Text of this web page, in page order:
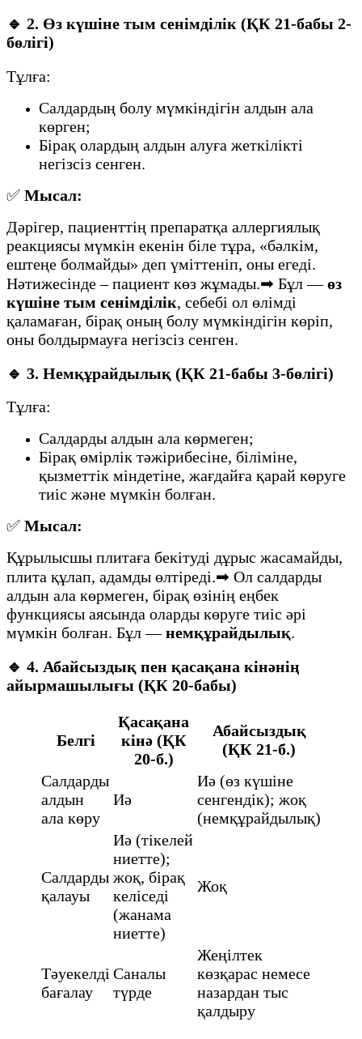
🔹 2. Өз күшіне тым сенімділік (ҚК 21-бабы 2-
бөлігі)
Тұлға:
Салдардың болу мүмкіндігін алдын ала
көрген;
Бірақ олардың алдын алуға жеткілікті
негізсіз сенген.
✅ Мысал:
Дәрігер, пациенттің препаратқа аллергиялық
реакциясы мүмкін екенін біле тұра, «бәлкім,
ештеңе болмайды» деп үміттеніп, оны егеді.
Нәтижесінде – пациент көз жұмады.➡ Бұл —өз
күшіне тым сенімділік, себебі ол өлімді
қаламаған, бірақ оның болу мүмкіндігін көріп,
оны болдырмауға негізсіз сенген.
🔹 3. Немқұрайдылық (ҚК 21-бабы 3-бөлігі)
Тұлға:
Салдарды алдын ала көрмеген;
Бірақ өмірлік тәжірибесіне, біліміне,
қызметтік міндетіне, жағдайға қарай көруге
тиіс және мүмкін болған.
✅ Мысал:
Құрылысшы плитаға бекітуді дұрыс жасамайды,
плита құлап, адамды өлтіреді.➡ Ол салдарды
алдын ала көрмеген, бірақ өзінің еңбек
функциясы аясында оларды көруге тиіс әрі
мүмкін болған. Бұл —немқұрайдылық.
🔹 4. Абайсыздық пен қасақана кінәнің
айырмашылығы (ҚК 20-бабы)
Белгі
Қасақана
кінә (ҚК
20-б.)
Абайсыздық
(ҚК 21-б.)
Салдарды
алдын
ала көру
Иә
Иә (өз күшіне
сенгендік); жоқ
(немқұрайдылық)
Салдарды
қалауы
Иә (тікелей
ниетте);
жоқ, бірақ
келіседі
(жанама
ниетте)
Жоқ
Тәуекелді
бағалау
Саналы
түрде
Жеңілтек
көзқарас немесе
назардан тыс
қалдыру